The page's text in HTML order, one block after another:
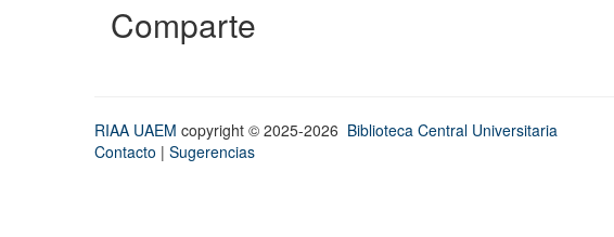
Comparte
RIAA UAEM copyright © 2025-2026 Biblioteca Central Universitaria
Contacto | Sugerencias